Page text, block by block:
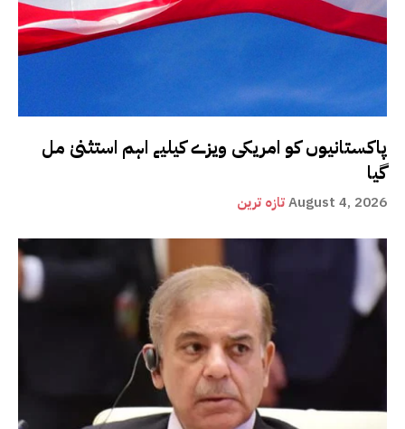
پاکستانیوں کو امریکی ویزے کیلیے اہم استثنیٰ مل
گیا
تازہ ترینAugust 4, 2026